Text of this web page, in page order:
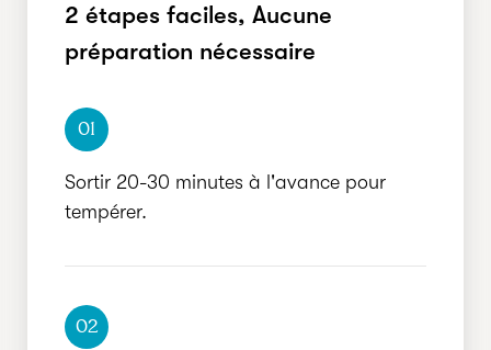
2 étapes faciles, Aucune
préparation nécessaire
01
Sortir 20-30 minutes à l'avance pour
tempérer.
02